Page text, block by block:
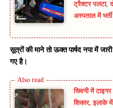
ट्रैक्टर पलटा,
अस्पताल में भर्ती
सूत्रों की माने तो ऊक्त पार्षद नपा में
गए है।
सिवनी में
शिकार, इलाके